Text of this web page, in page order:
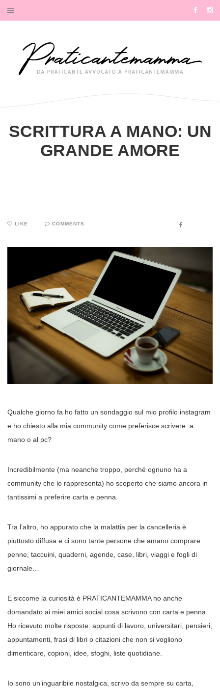
to
SCRITTURA A MANO: UN
GRANDE AMORE
LIKE COMMENTS FACEBOOK
Qualche giorno fa ho fatto un sondaggio sul mio profilo instagram
e ho chiesto alla mia community come preferisce scrivere: a
mano o al pc?
Incredibilmente (ma neanche troppo, perché ognuno ha a
community che lo rappresenta) ho scoperto che siamo ancora in
tantissimi a preferire carta e penna.
Tra l’altro, ho appurato che la malattia per la cancelleria è
piuttosto diffusa e ci sono tante persone che amano comprare
penne, taccuini, quaderni, agende, case, libri, viaggi e fogli di
giornale…
E siccome la curiosità è PRATICANTEMAMMA ho anche
domandato ai miei amici social cosa scrivono con carta e penna.
Ho ricevuto molte risposte: appunti di lavoro, universitari, pensieri,
appuntamenti, frasi di libri o citazioni che non si vogliono
dimenticare, copioni, idee, sfoghi, liste quotidiane.
Io sono un’inguaribile nostalgica, scrivo da sempre su carta,